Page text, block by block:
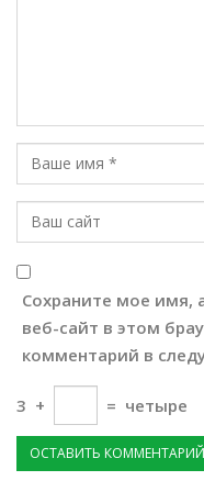
Сохраните мое имя,
веб-сайт в этом
комментарий в
3 + = четыре